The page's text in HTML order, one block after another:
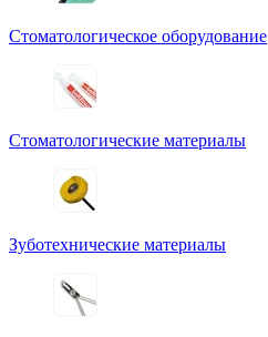
Стоматологическое оборудование
Стоматологические материалы
Зуботехнические материалы